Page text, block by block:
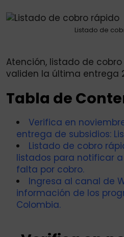
Listado de
Atención, listado de
validen la última entrega
Tabla de
Verifica en
entrega de subsidios:
Listado de cobro
listados para notificar
falta por cobro.
Ingresa al canal de
información de los
Colombia.